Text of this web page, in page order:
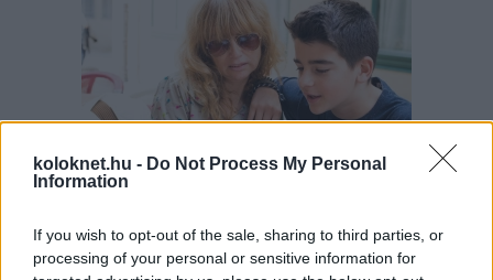
koloknet.hu - Do Not Process My Personal
Information
If you wish to opt-out of the sale, sharing to third parties, or
processing of your personal or sensitive information for
"rossz" félévi bizonyítványt hoz haza. Ilyenkor
könnyű téves következtetéseket levonni: a gyerek
lusta, figyelmetlen volt, pedig a háttérben jóval